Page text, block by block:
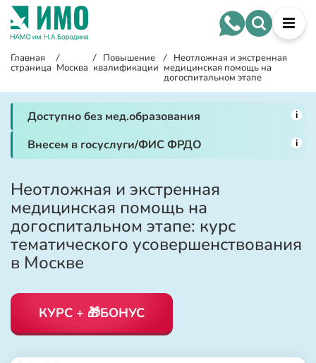
Главная
страница
/
Москва
/ Повышение
квалификации
/ Неотложная и экстренная
медицинская помощь на
догоспитальном этапе
Доступно без мед.образования i
Внесем в госуслуги/ФИС ФРДО i
Неотложная и экстренная
медицинская помощь на
догоспитальном этапе: курс
тематического усовершенствования
в Москве
КУРС + 🎁БОНУС